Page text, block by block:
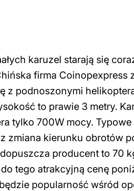
karuzel starają się
firma Coinopexpress
z podnoszonymi
to prawie 3 metry.
tylko 700W mocy.
zmiana kierunku obrotów
producent to 70
tego atrakcyjną cenę
popularność wśród